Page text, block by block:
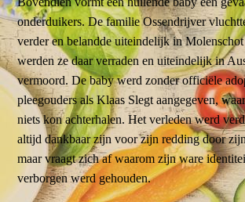
onderduikers. De familie Ossendrijver
verder en belandde uiteindelijk in
werden ze daar verraden en uiteindelijk in
vermoord. De baby werd zonder officiële
pleegouders als Klaas Slegt aangegeven,
niets kon achterhalen. Het verleden werd
altijd dankbaar zijn voor zijn redding door
maar vraagt zich af waarom zijn ware
verborgen werd gehouden.